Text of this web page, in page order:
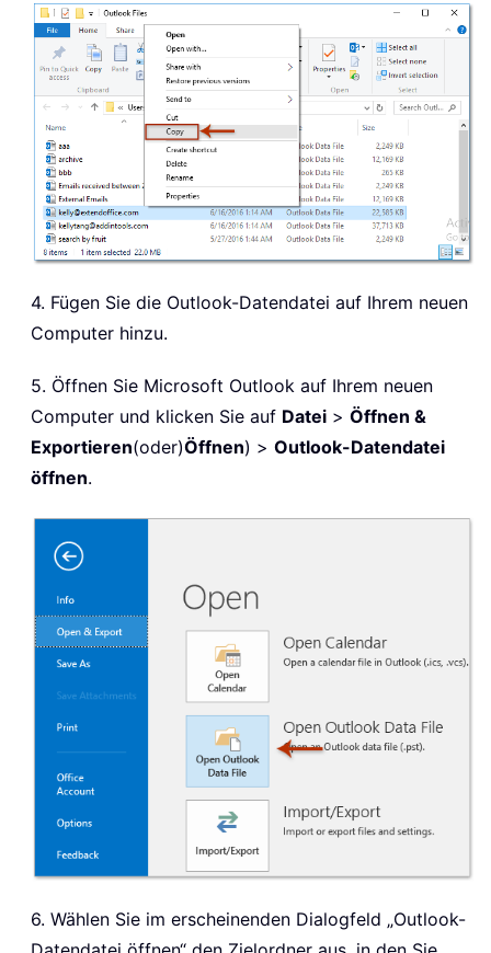
4. Fügen Sie die Outlook-Datendatei auf Ihrem neuen
Computer hinzu.
5. Öffnen Sie Microsoft Outlook auf Ihrem neuen
Computer und klicken Sie auf Datei > Öffnen &
Exportieren(oder)Öffnen) > Outlook-Datendatei
öffnen.
6. Wählen Sie im erscheinenden Dialogfeld „Outlook-